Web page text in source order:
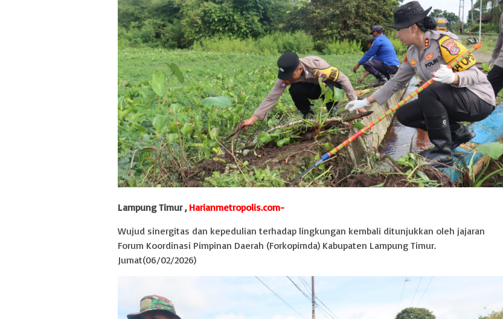
Lampung Timur , Harianmetropolis.com-
Wujud sinergitas dan kepedulian terhadap lingkungan kembali ditunjukkan oleh jajaran
Forum Koordinasi Pimpinan Daerah (Forkopimda) Kabupaten Lampung Timur.
Jumat(06/02/2026)